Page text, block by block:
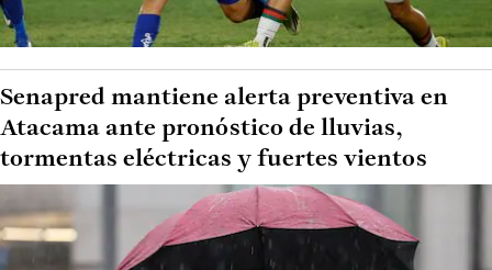
Senapred mantiene alerta preventiva en
Atacama ante pronóstico de lluvias,
tormentas eléctricas y fuertes vientos